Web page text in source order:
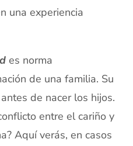
una experiencia
es norma
de una familia. Su
de nacer los hijos.
entre el cariño y
Aquí verás, en casos